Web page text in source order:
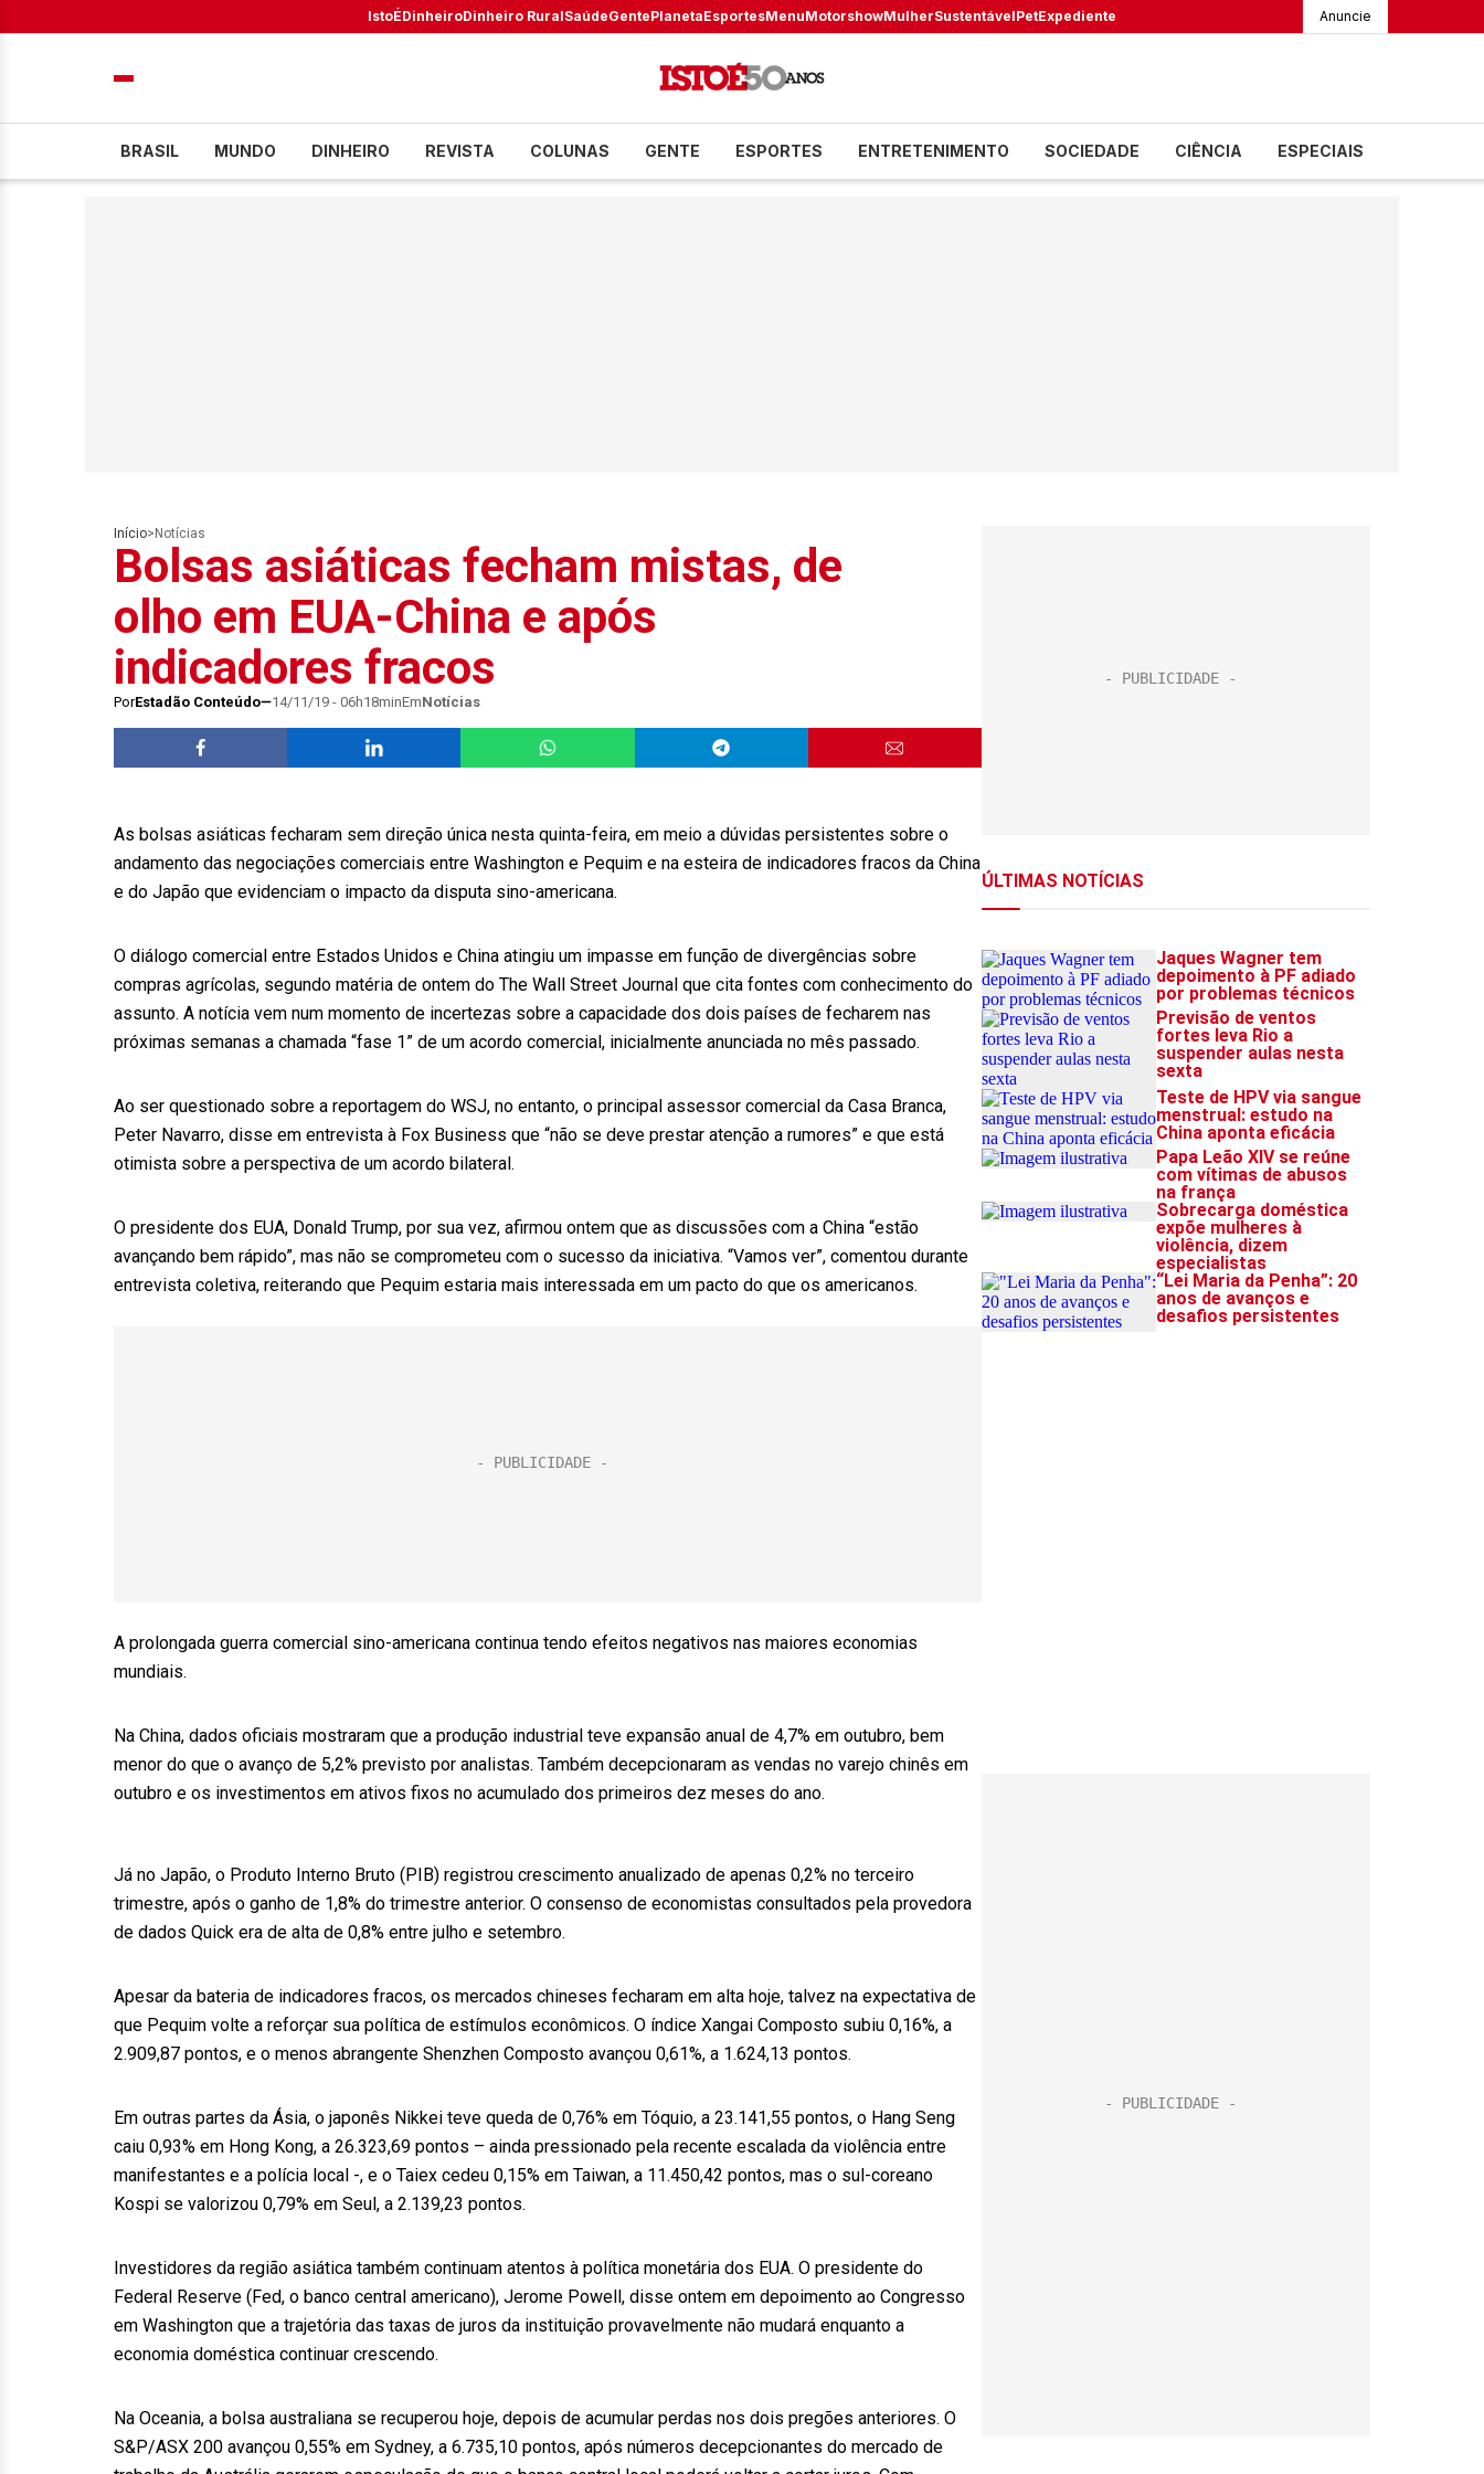
IstoÉDinheiroDinheiro RuralSaúdeGentePlanetaEsportesMenuMotorshowMulherSustentávelPetExpediente Anuncie
BRASIL MUNDO DINHEIRO REVISTA COLUNAS GENTE ESPORTES ENTRETENIMENTO SOCIEDADE CIÊNCIA ESPECIAIS
Início> Notícias
Bolsas asiáticas fecham mistas, de
olho em EUA-China e após
indicadores fracos
PorEstadão Conteúdo 14/11/19 - 06h18minEmNotícias
As bolsas asiáticas fecharam sem direção única nesta quinta-feira, em meio a dúvidas persistentes sobre o
andamento das negociações comerciais entre Washington e Pequim e na esteira de indicadores fracos da China
e do Japão que evidenciam o impacto da disputa sino-americana.
O diálogo comercial entre Estados Unidos e China atingiu um impasse em função de divergências sobre
compras agrícolas, segundo matéria de ontem do The Wall Street Journal que cita fontes com conhecimento do
assunto. A notícia vem num momento de incertezas sobre a capacidade dos dois países de fecharem nas
próximas semanas a chamada “fase 1” de um acordo comercial, inicialmente anunciada no mês passado.
Ao ser questionado sobre a reportagem do WSJ, no entanto, o principal assessor comercial da Casa Branca,
Peter Navarro, disse em entrevista à Fox Business que “não se deve prestar atenção a rumores” e que está
otimista sobre a perspectiva de um acordo bilateral.
O presidente dos EUA, Donald Trump, por sua vez, afirmou ontem que as discussões com a China “estão
avançando bem rápido”, mas não se comprometeu com o sucesso da iniciativa. “Vamos ver”, comentou durante
entrevista coletiva, reiterando que Pequim estaria mais interessada em um pacto do que os americanos.
A prolongada guerra comercial sino-americana continua tendo efeitos negativos nas maiores economias
mundiais.
Na China, dados oficiais mostraram que a produção industrial teve expansão anual de 4,7% em outubro, bem
menor do que o avanço de 5,2% previsto por analistas. Também decepcionaram as vendas no varejo chinês em
outubro e os investimentos em ativos fixos no acumulado dos primeiros dez meses do ano.
Já no Japão, o Produto Interno Bruto (PIB) registrou crescimento anualizado de apenas 0,2% no terceiro
trimestre, após o ganho de 1,8% do trimestre anterior. O consenso de economistas consultados pela provedora
de dados Quick era de alta de 0,8% entre julho e setembro.
Apesar da bateria de indicadores fracos, os mercados chineses fecharam em alta hoje, talvez na expectativa de
que Pequim volte a reforçar sua política de estímulos econômicos. O índice Xangai Composto subiu 0,16%, a
2.909,87 pontos, e o menos abrangente Shenzhen Composto avançou 0,61%, a 1.624,13 pontos.
Em outras partes da Ásia, o japonês Nikkei teve queda de 0,76% em Tóquio, a 23.141,55 pontos, o Hang Seng
caiu 0,93% em Hong Kong, a 26.323,69 pontos – ainda pressionado pela recente escalada da violência entre
manifestantes e a polícia local -, e o Taiex cedeu 0,15% em Taiwan, a 11.450,42 pontos, mas o sul-coreano
Kospi se valorizou 0,79% em Seul, a 2.139,23 pontos.
Investidores da região asiática também continuam atentos à política monetária dos EUA. O presidente do
Federal Reserve (Fed, o banco central americano), Jerome Powell, disse ontem em depoimento ao Congresso
em Washington que a trajetória das taxas de juros da instituição provavelmente não mudará enquanto a
economia doméstica continuar crescendo.
Na Oceania, a bolsa australiana se recuperou hoje, depois de acumular perdas nos dois pregões anteriores. O
S&P/ASX 200 avançou 0,55% em Sydney, a 6.735,10 pontos, após números decepcionantes do mercado de